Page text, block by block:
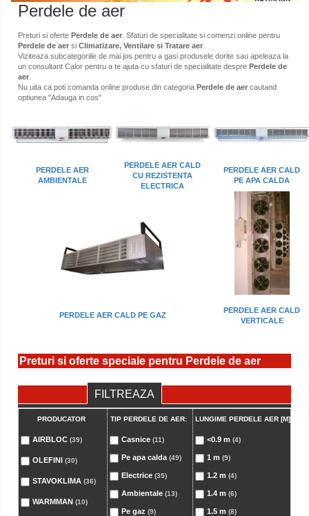
Perdele de aer
Preturi si oferte Perdele de aer . Sfaturi de specialitate si comenzi online pentru
Perdele de aer si Climatizare, Ventilare si Tratare aer
Viziteaza subcategoriile de mai jos pentru a gasi produsele dorite sau apeleaza la
un consultant Calor pentru a te ajuta cu sfaturi de specialitate despre Perdele de
aer
Nu uita ca poti comanda online produse din categoria Perdele de aer cautand
optiunea "Adauga in cos"
PERDELE AER
AMBIENTALE
PERDELE AER CALD
CU REZISTENTA
ELECTRICA
PERDELE AER CALD
PE APA CALDA
PERDELE AER CALD PE GAZ
PERDELE AER CALD
VERTICALE
Preturi si oferte speciale pentru Perdele de aer
FILTREAZA
PRODUCATOR
AIRBLOC (39)
OLEFINI (30)
STAVOKLIMA (36)
WARMMAN (10)
TIP PERDELE DE AER:
Casnice (11)
Pe apa calda (49)
Electrice (35)
Ambientale (13)
Pe gaz (9)
LUNGIME PERDELE AER [M]:
<0.9 m (4)
1 m (9)
1.2 m (4)
1.4 m (6)
1.5 m (8)